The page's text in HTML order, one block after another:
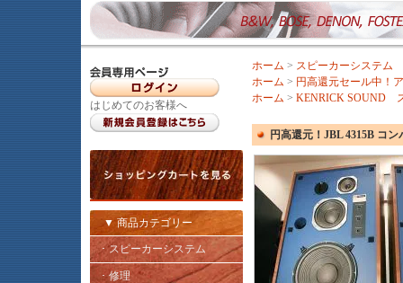
はじめてのお客様へ
▼ 商品カテゴリー
･ スピーカーシステム
･ 修理
ホーム > スピーカーシステム
ホーム > 円高還元セール中！
ホーム > KENRICK SOUND
円高還元！JBL 4315B コ